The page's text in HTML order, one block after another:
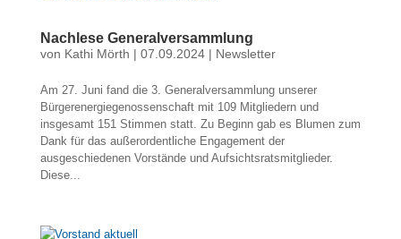
Nachlese Generalversammlung
von Kathi Mörth | 07.09.2024| Newsletter
Am 27. Juni fand die 3. Generalversammlung unserer
Bürgerenergiegenossenschaft mit 109 Mitgliedern und
insgesamt 151 Stimmen statt. Zu Beginn gab es Blumen zum
Dank für das außerordentliche Engagement der
ausgeschiedenen Vorstände und Aufsichtsratsmitglieder.
Diese...